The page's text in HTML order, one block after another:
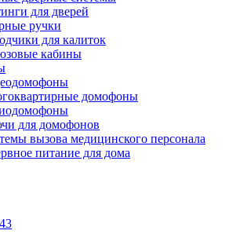
для дверей
ручки
для калиток
кабины
домофоны
для домофонов
вызова медицинского персонала
питание для дома